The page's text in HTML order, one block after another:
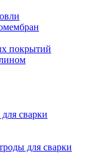
покрытий
сварки
для сварки